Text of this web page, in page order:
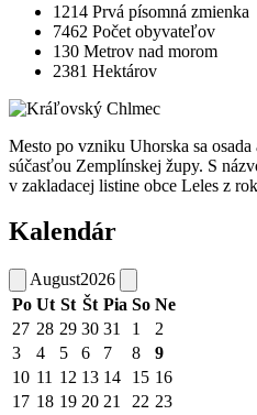
1214 Prvá písomná zmienka
7462 Počet obyvateľov
130 Metrov nad morom
2381 Hektárov
Mesto po vzniku Uhorska sa
súčasťou Zemplínskej župy. S
v zakladacej listine obce Leles z
Kalendár
August2026
Po Ut St Št Pia So Ne
27 28 29 30 31 1
2
3
4 5 6 7 8
9
10 11 12 13 14 15 16
17 18 19 20 21 22 23